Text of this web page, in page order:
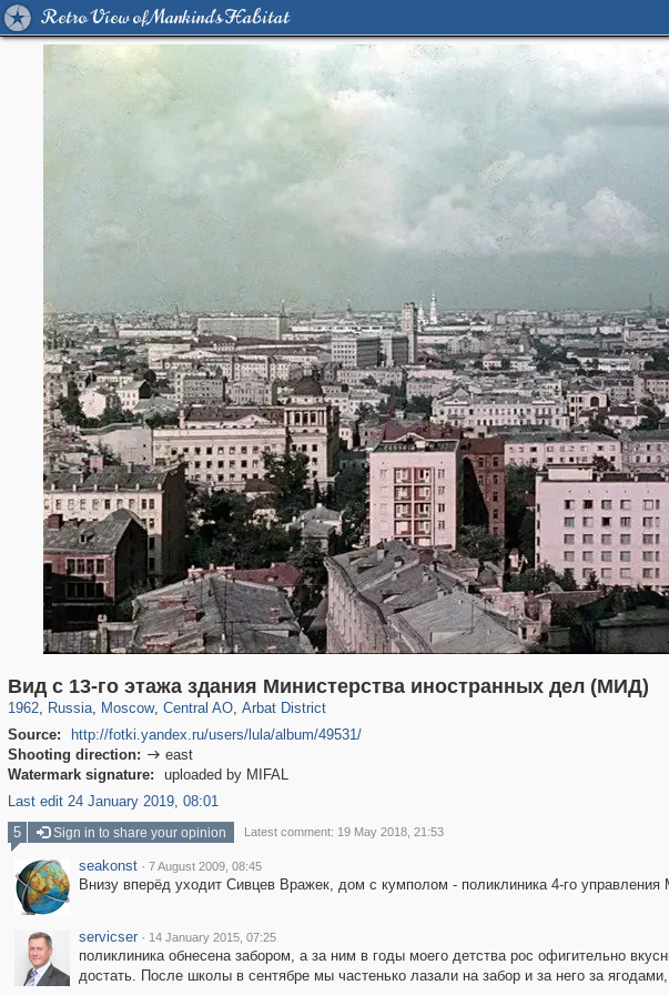
Retro View of Mankind's Habitat
Вид с 13-го этажа здания Министерства иностранных дел (МИД)
1962, Russia
1,406,930 29,248
, Moscow
319,861 8,286
, Central AO
160,009 5,916
, Arbat District
13,485 356
Source:
http://fotki.yandex.ru/users/lula/album/49531/
Shooting direction:  east
Watermark signature:
uploaded by MIFAL
Last edit 24 January 2019, 08:01
5 Sign in to share your opinion Latest comment: 19 May 2018, 21:53
seakonst · 7 August 2009, 08:45
Внизу вперёд уходит Сивцев Вражек, дом с кумполом - поликлиника 4-го
servicser · 14 January 2015, 07:25
поликлиника обнесена забором, а за ним в годы моего детства рос офигительно
достать. После школы в сентябре мы частенько лазали на забор и за него за